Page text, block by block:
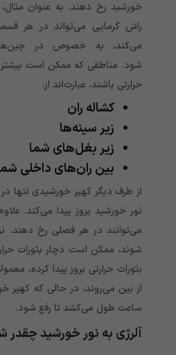
خورشید رخ دهند. به عنوان
راش گرمایی می‌تواند در هر
می‌کند، به خصوص در
شود. مناطقی که ممکن است
حرارتی باشند، عبارت‌اند از:
کشاله ران
زیر سینه‌ها
زیر بغل‌های شما
بین ران‌های داخلی
از طرف دیگر کهیر خورشیدی تنها
نور خورشید بروز پیدا می‌کند. علاوه
می‌توانند در هر فصلی رخ دهند.
شوند، ممکن است دچار بثورات
بثورات حرارتی بروز پیدا کرده،
از بین می‌روند، در حالی که کهیر
ساعت طول می‌کشد تا رفع شود.
آلرژی به نور خورشید